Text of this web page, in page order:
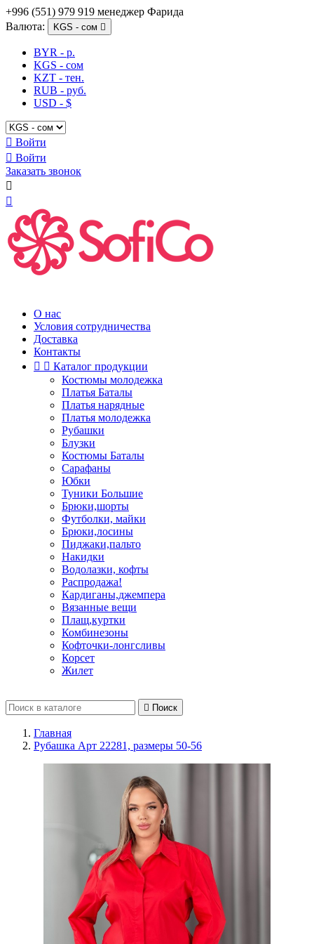
+996 (551) 979 919 менеджер Фарида
Валюта:
KGS - сом 
BYR - р.
KGS - сом
KZT - тен.
RUB - руб.
USD - $
 Войти
 Войти
Заказать звонок


О нас
Условия сотрудничества
Доставка
Контакты
  Каталог продукции
Костюмы молодежка
Платья Баталы
Платья нарядные
Платья молодежка
Рубашки
Блузки
Костюмы Баталы
Сарафаны
Юбки
Туники Большие
Брюки,шорты
Футболки, майки
Брюки,лосины
Пиджаки,пальто
Накидки
Водолазки, кофты
Распродажа!
Кардиганы,джемпера
Вязанные вещи
Плащ,куртки
Комбинезоны
Кофточки-лонгсливы
Корсет
Жилет
 Поиск
Главная
Рубашка Арт 22281, размеры 50-56